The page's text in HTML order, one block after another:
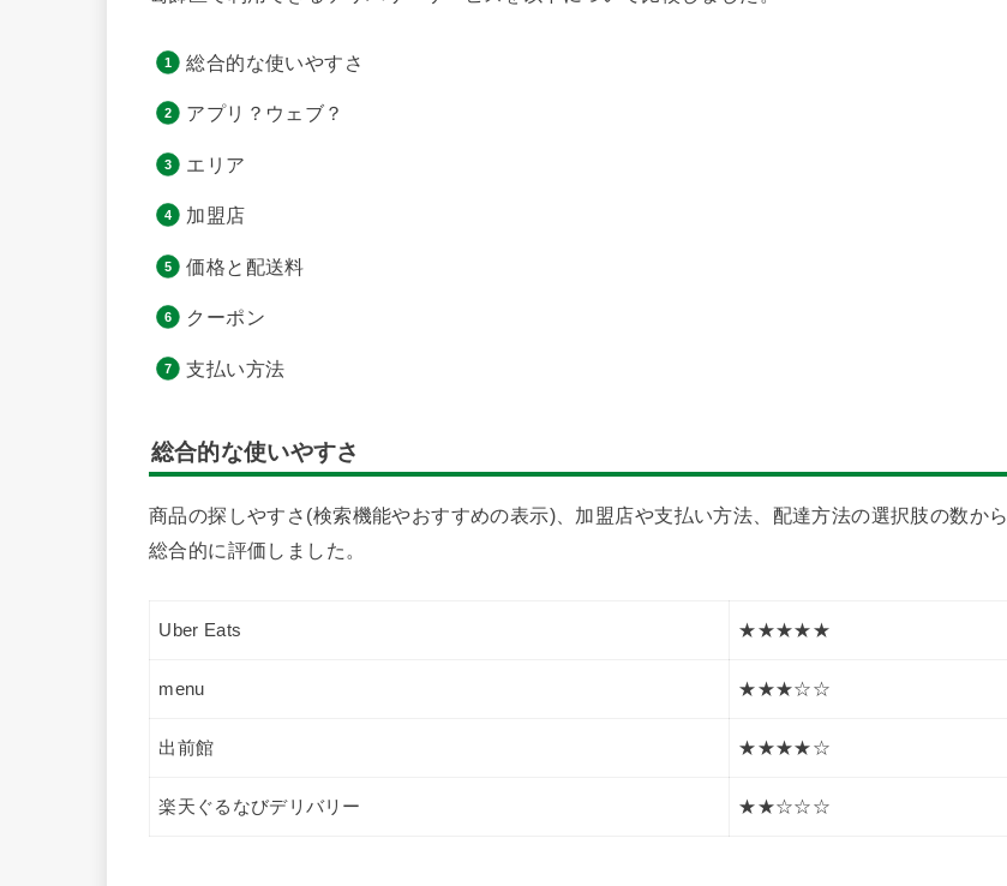
総合的な使いやすさ
アプリ？ウェブ？
エリア
加盟店
価格と配送料
クーポン
支払い方法
総合的な使いやすさ
商品の探しやすさ(検索機能やおすすめの表示)、加盟店や支払い方法、配達方法の選択肢の数から
総合的に評価しました。
Uber Eats ★★★★★
menu ★★★☆☆
出前館 ★★★★☆
楽天ぐるなびデリバリー ★★☆☆☆